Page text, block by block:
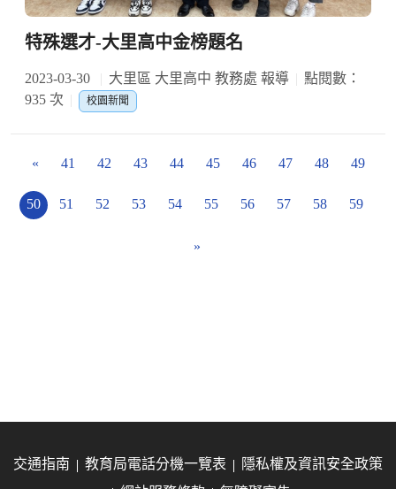
特殊選才-大里高中金榜題名
2023-03-30 大里區 大里高中 教務處 報導
點閱數：
935 次
校園新聞
« 41 42 43 44 45 46 47 48 49
50 51 52 53 54 55 56 57 58 59
»
交通指南 教育局電話分機一覽表
隱私權及資訊安全政策